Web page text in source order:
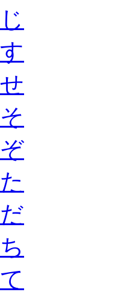
じ
す
せ
そ
ぞ
た
だ
ち
て